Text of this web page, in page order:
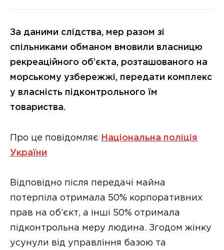
За даними слідства, мер разом зі
спільниками обманом вмовили власницю
рекреаційного об’єкта, розташованого на
морському узбережжі, передати комплекс
у власність підконтрольного їм
товариства.
Про це повідомляє
Національна поліція
України
Відповідно після передачі майна
потерпіла отримала 50% корпоративних
прав на об’єкт, а інші 50% отримала
підконтрольна меру людина. Згодом жінку
усунули від управління базою та